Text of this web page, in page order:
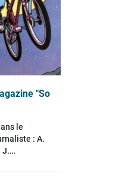
"So
le
: A.
J.…